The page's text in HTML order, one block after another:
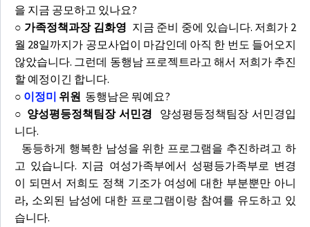
을 지금 공모하고 있나요?
○ 가족정책과장 김화영 지금 준비 중에 있습니다. 저희가 2
월 28일까지가 공모사업이 마감인데 아직 한 번도 들어오지
않았습니다. 그런데 동행남 프로젝트라고 해서 저희가 추진
할 예정이긴 합니다.
○ 이정미 위원 동행남은 뭐예요?
○ 양성평등정책팀장 서민경 양성평등정책팀장 서민경입
니다.
동등하게 행복한 남성을 위한 프로그램을 추진하려고 하
고 있습니다. 지금 여성가족부에서 성평등가족부로 변경
이 되면서 저희도 정책 기조가 여성에 대한 부분뿐만 아니
라, 소외된 남성에 대한 프로그램이랑 참여를 유도하고 있
습니다.